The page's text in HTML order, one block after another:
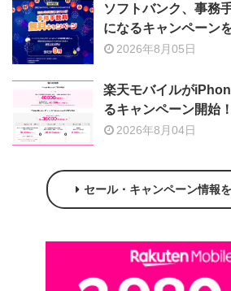
ソフトバンク、事務
になるキャンペーン
2026年8月05日
楽天モバイルが
るキャンペーン開始！
2026年8月04日
セール・キャンペーン情報